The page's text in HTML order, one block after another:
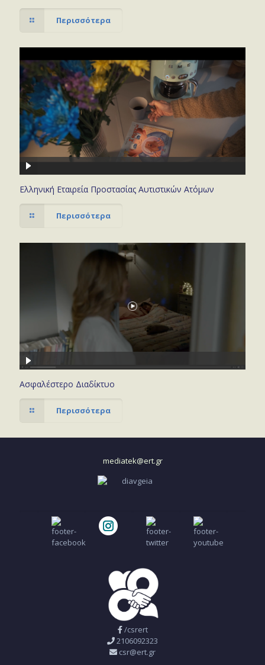
Περισσότερα
Ελληνική Εταιρεία Προστασίας Αυτιστικών Ατόμων
Περισσότερα
Ασφαλέστερο Διαδίκτυο
Περισσότερα
mediatek@ert.gr
/csrert
2106092323
csr@ert.gr